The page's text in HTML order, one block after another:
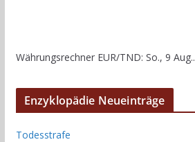
Währungsrechner EUR/TND: So., 9 Aug..
Enzyklopädie Neueinträge
Todesstrafe